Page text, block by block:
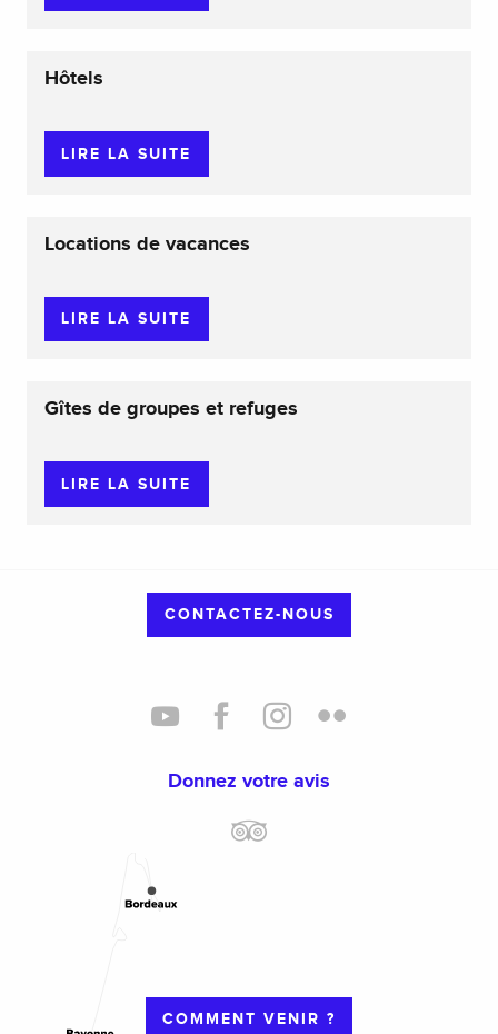
Hôtels
LIRE LA SUITE
Locations de vacances
LIRE LA SUITE
Gîtes de groupes et refuges
LIRE LA SUITE
CONTACTEZ-NOUS
Donnez votre avis
COMMENT VENIR ?